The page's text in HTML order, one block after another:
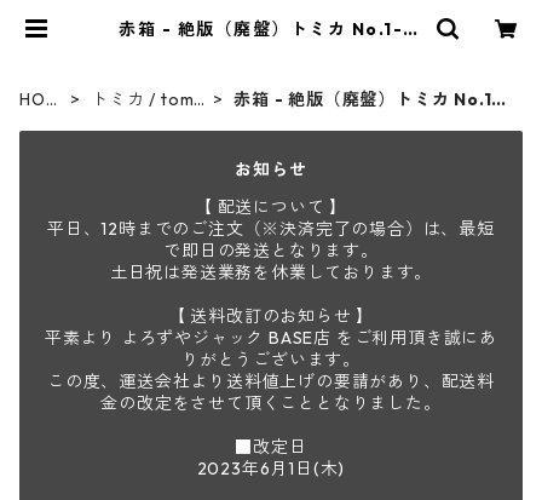
赤箱 - 絶版（廃盤）トミカ No.1-12
HOM
トミカ / tomic
赤箱 - 絶版（廃盤）トミカ No.1-1
お知らせ
【 配送について 】
平日、12時までのご注文（※決済完了の場合）は、最短
で即日の発送となります。
土日祝は発送業務を休業しております。
【 送料改訂のお知らせ 】
平素より よろずやジャック BASE店 をご利用頂き誠にあ
りがとうございます。
この度、運送会社より送料値上げの要請があり、配送料
金の改定をさせて頂くこととなりました。
■改定日
2023年6月1日(木)